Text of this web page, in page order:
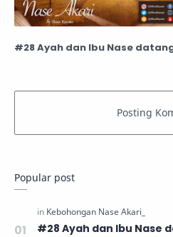
#28 Ayah dan Ibu Nase datang
Popular post
#28 Ayah dan Ibu Nase